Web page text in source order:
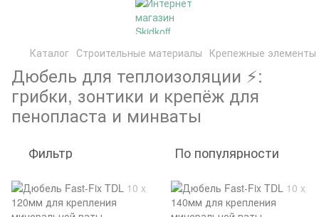
Каталог Строительные материалы Крепежные элементы
Дюбель для теплоизоляции ⚡:
грибки, зонтики и крепёж для
пенопласта и минваты
Фильтр По популярности